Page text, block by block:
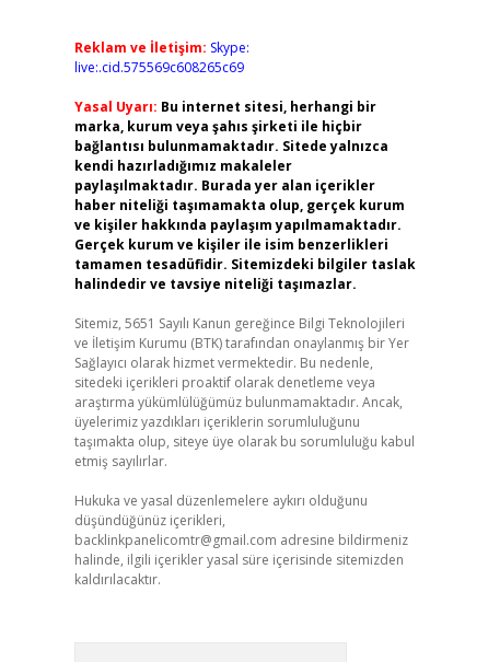
Reklam ve İletişim: Skype:
live:.cid.575569c608265c69
Yasal Uyarı: Bu internet sitesi, herhangi bir
marka, kurum veya şahıs şirketi ile hiçbir
bağlantısı bulunmamaktadır. Sitede yalnızca
kendi hazırladığımız makaleler
paylaşılmaktadır. Burada yer alan içerikler
haber niteliği taşımamakta olup, gerçek kurum
ve kişiler hakkında paylaşım yapılmamaktadır.
Gerçek kurum ve kişiler ile isim benzerlikleri
tamamen tesadüfidir. Sitemizdeki bilgiler taslak
halindedir ve tavsiye niteliği taşımazlar.
Sitemiz, 5651 Sayılı Kanun gereğince Bilgi Teknolojileri
ve İletişim Kurumu (BTK) tarafından onaylanmış bir Yer
Sağlayıcı olarak hizmet vermektedir. Bu nedenle,
sitedeki içerikleri proaktif olarak denetleme veya
araştırma yükümlülüğümüz bulunmamaktadır. Ancak,
üyelerimiz yazdıkları içeriklerin sorumluluğunu
taşımakta olup, siteye üye olarak bu sorumluluğu kabul
etmiş sayılırlar.
Hukuka ve yasal düzenlemelere aykırı olduğunu
düşündüğünüz içerikleri,
backlinkpanelicomtr@gmail.com adresine bildirmeniz
halinde, ilgili içerikler yasal süre içerisinde sitemizden
kaldırılacaktır.